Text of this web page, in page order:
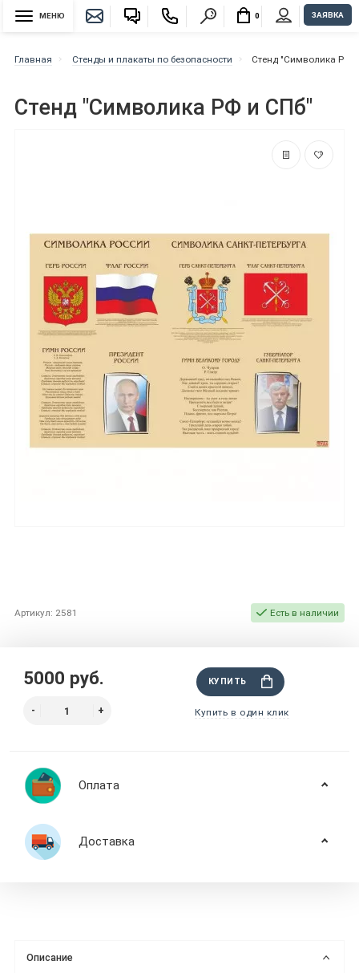
МЕНЮ 0 ЗАЯВКА
Главная Стенды и плакаты по безопасности Стенд "Символика РФ
Стенд "Символика РФ и СПб"
Артикул: 2581 Есть в наличии
5000 руб. КУПИТЬ
Купить в один клик
Оплата
Доставка
Описание